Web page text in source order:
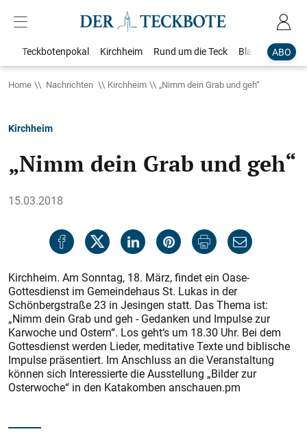
ABO
Teckbotenpokal Kirchheim Rund um die Teck Blaulicht
Home Nachrichten Kirchheim „Nimm dein Grab und geh“
Kirchheim
„Nimm dein Grab und geh“
15.03.2018
Kirchheim. Am Sonntag, 18. März, findet ein Oase-
Gottesdienst im Gemeindehaus St. Lukas in der
Schönbergstraße 23 in Jesingen statt. Das Thema ist:
„Nimm dein Grab und geh - Gedanken und Impulse zur
Karwoche und Ostern“. Los geht‘s um 18.30 Uhr. Bei dem
Gottesdienst werden Lieder, meditative Texte und biblische
Impulse präsentiert. Im Anschluss an die Veranstaltung
können sich Interessierte die Ausstellung „Bilder zur
Osterwoche“ in den Katakomben anschauen.pm